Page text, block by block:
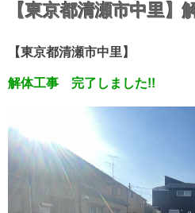
【東京都清瀬市中里】
【東京都清瀬市中里】
解体工事 完了しました!!